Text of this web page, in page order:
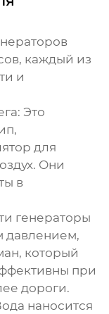
, каждый из
и
Это
для
Они
в
генераторы
давлением,
который
при
дороги.
наносится